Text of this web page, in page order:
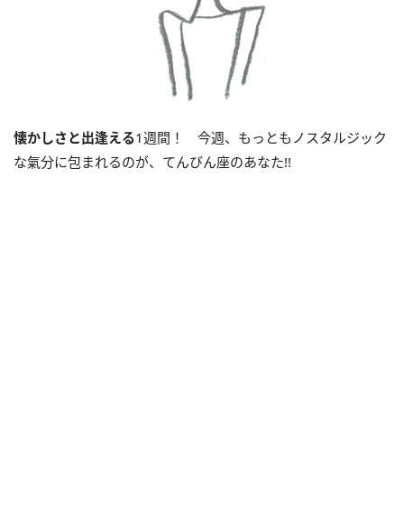
懐かしさと出逢える1週間！ 今週、もっともノスタルジック
な氣分に包まれるのが、てんびん座のあなた!!